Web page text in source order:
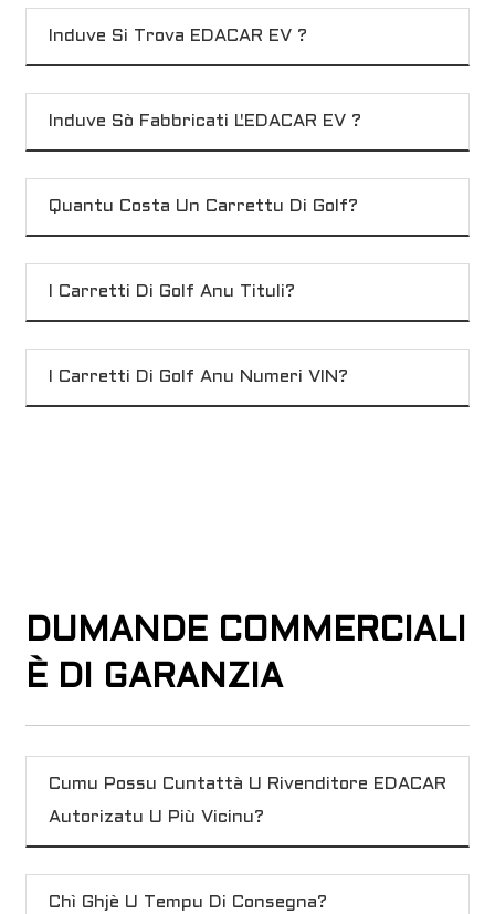
Induve Si Trova EDACAR EV ?
Induve Sò Fabbricati L'EDACAR EV ?
Quantu Costa Un Carrettu Di Golf?
I Carretti Di Golf Anu Tituli?
I Carretti Di Golf Anu Numeri VIN?
DUMANDE COMMERCIALI
È DI GARANZIA
Cumu Possu Cuntattà U Rivenditore EDACAR
Autorizatu U Più Vicinu?
Chì Ghjè U Tempu Di Consegna?